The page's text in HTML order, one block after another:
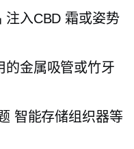
注入CBD 霜或姿势
金属吸管或竹牙
智能存储组织器等